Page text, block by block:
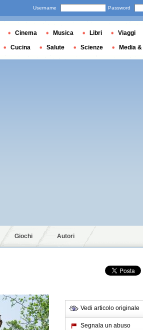
Giochi Autori
Vedi articolo originale
Segnala un abuso
Username Password
Cinema Musica Libri Viaggi
Cucina Salute Scienze Media